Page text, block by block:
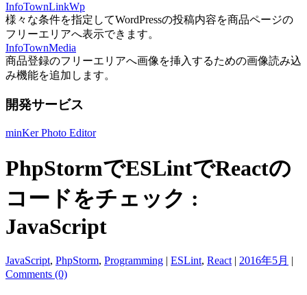
InfoTownLinkWp
様々な条件を指定してWordPressの投稿内容を商品ページの
フリーエリアへ表示できます。
InfoTownMedia
商品登録のフリーエリアへ画像を挿入するための画像読み込
み機能を追加します。
開発サービス
minKer Photo Editor
PhpStormでESLintでReactの
コードをチェック :
JavaScript
JavaScript, PhpStorm, Programming | ESLint, React| 2016年5月 |
Comments (0)